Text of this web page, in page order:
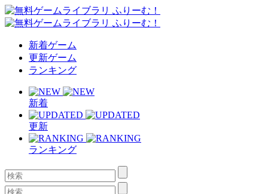
新着ゲーム
更新ゲーム
ランキング
新着
更新
ランキング